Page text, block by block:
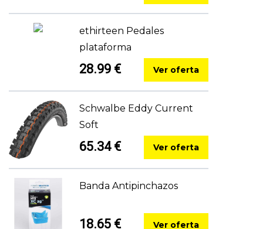
ethirteen Pedales
plataforma
28.99 € Ver oferta
Schwalbe Eddy Current
Soft
65.34 € Ver oferta
Banda Antipinchazos
18.65 € Ver oferta